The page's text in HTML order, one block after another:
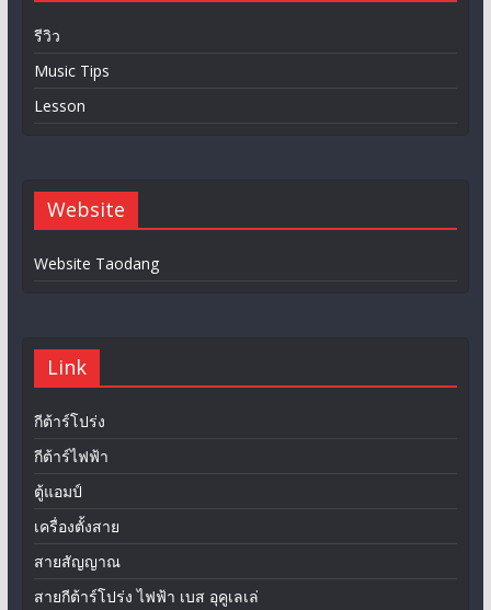
รีวิว
Music Tips
Lesson
Website
Website Taodang
Link
กีต้าร์โปร่ง
กีต้าร์ไฟฟ้า
ตู้แอมป์
เครื่องตั้งสาย
สายสัญญาณ
สายกีต้าร์โปร่ง ไฟฟ้า เบส อุคูเลเล่